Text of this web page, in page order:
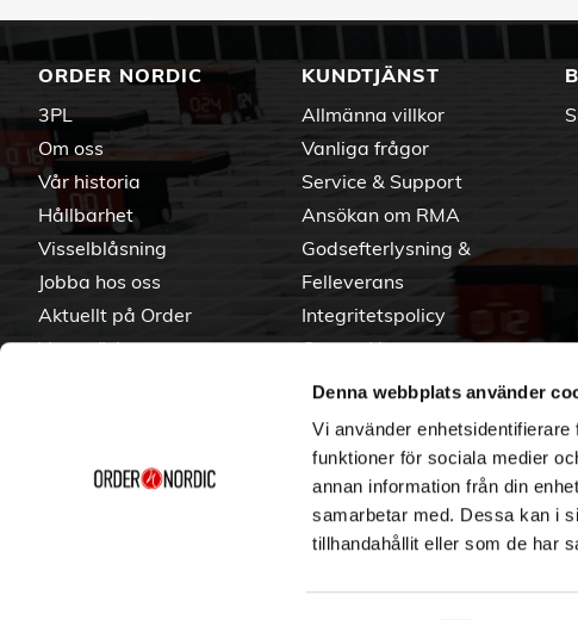
Denna webbplats använder
Vi använder
funktioner för sociala medier
annan information från din
samarbetar med. Dessa kan i
tillhandahållit eller som de har
ORDER NORDIC
3PL
Om oss
Vår historia
Hållbarhet
Visselblåsning
Jobba hos oss
Aktuellt på Order
Varumärken
KUNDTJÄNST
Allmänna villkor
Vanliga frågor
Service & Support
Ansökan om RMA
Godsefterlysning &
Felleverans
Integritetspolicy
Om cookies